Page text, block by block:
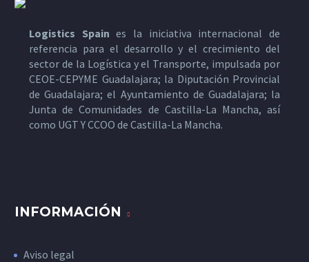
Logistics Spain es la iniciativa internacional de
referencia para el desarrollo y el crecimiento del
sector de la Logística y el Transporte, impulsada por
CEOE-CEPYME Guadalajara; la Diputación Provincial
de Guadalajara; el Ayuntamiento de Guadalajara; la
Junta de Comunidades de Castilla-La Mancha, así
como UGT Y CCOO de Castilla-La Mancha.
INFORMACIÓN
Aviso legal